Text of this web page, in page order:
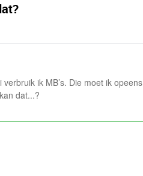
ik MB’s. Die moet ik opeens
dat...?